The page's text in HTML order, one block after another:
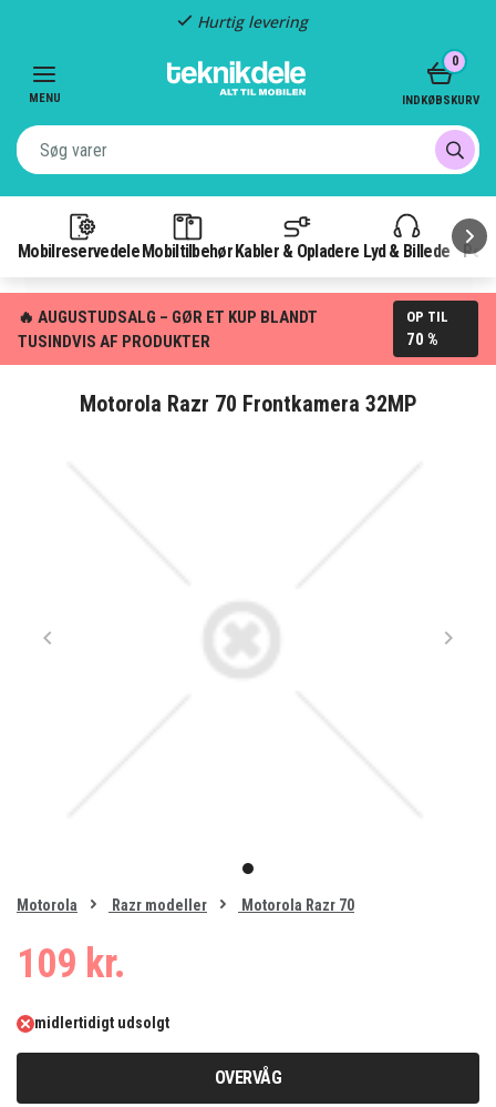
Hurtig levering
MENU
Mobilreservedele Mobiltilbehør Kabler & Opladere Lyd & Billede
0
INDKØBSKURV
🔥 AUGUSTUDSALG – GØR ET KUP BLANDT
TUSINDVIS AF PRODUKTER
OP TIL
70 %
Motorola Razr 70 Frontkamera 32MP
item
0
of
Motorola Razr modeller Motorola Razr 70
109 kr.
midlertidigt udsolgt
OVERVÅG